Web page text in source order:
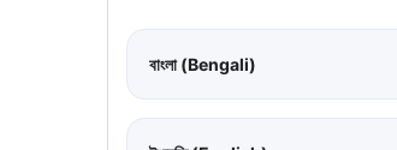
বাংলা (Bengali)